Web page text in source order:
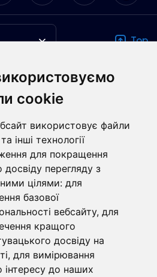
cookie
використовує файли
інші технології
для покращення
досвіду перегляду з
цілями: для
базової
вебсайту, для
кращого
досвіду на
, для вимірювання
інтересу до наших
Top
Медіа
Динамо TV
Фотогалерея
Акредитація
Команда
Перша команда
U19